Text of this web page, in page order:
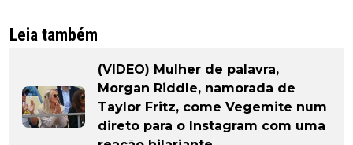
Leia também
(VIDEO) Mulher de palavra,
Morgan Riddle, namorada de
Taylor Fritz, come Vegemite num
direto para o Instagram com uma